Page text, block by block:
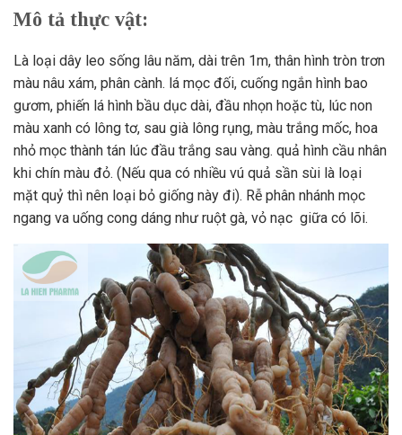
Mô tả thực vật:
Là loại dây leo sống lâu năm, dài trên 1m, thân hình tròn trơn
màu nâu xám, phân cành. lá mọc đối, cuống ngắn hình bao
gươm, phiến lá hình bầu dục dài, đầu nhọn hoặc tù, lúc non
màu xanh có lông tơ, sau già lông rụng, màu trắng mốc, hoa
nhỏ mọc thành tán lúc đầu trắng sau vàng. quả hình cầu nhân
khi chín màu đỏ. (Nếu qua có nhiều vú quả sần sùi là loại
mặt quỷ thì nên loại bỏ giống này đi). Rễ phân nhánh mọc
ngang va uống cong dáng như ruột gà, vỏ nạc giữa có lõi.